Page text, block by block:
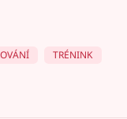
TRÉNINK